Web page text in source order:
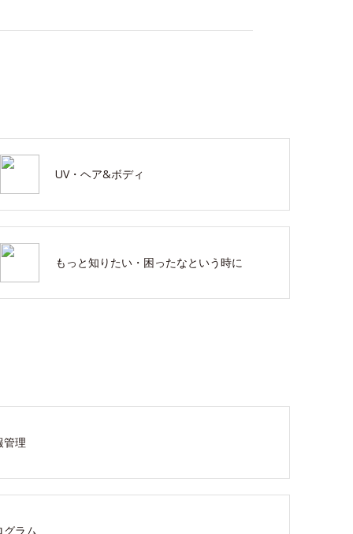
UV・ヘア&ボディ
もっと知りたい・困ったなという時に
管理
グラム